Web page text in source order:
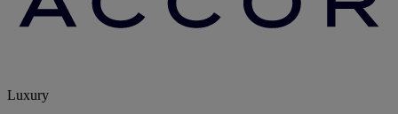
Luxury